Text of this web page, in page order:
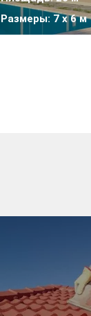
Размеры: 7 х 6 м